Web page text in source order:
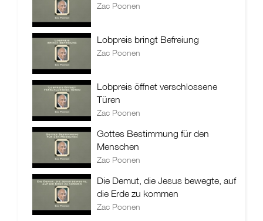
Zac Poonen
Lobpreis bringt Befreiung
Zac Poonen
Lobpreis öffnet verschlossene
Türen
Zac Poonen
Gottes Bestimmung für den
Menschen
Zac Poonen
Die Demut, die Jesus bewegte, auf
die Erde zu kommen
Zac Poonen